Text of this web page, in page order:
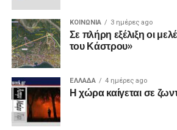
ΚΟΙΝΩΝΙΑ 3 ημέρες ago
Σε πλήρη εξέλιξη οι
του Κάστρου»
ΕΛΛΑΔΑ 4 ημέρες ago
Η χώρα καίγεται σε